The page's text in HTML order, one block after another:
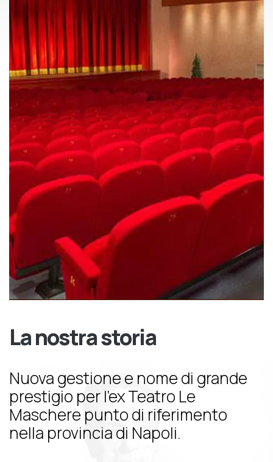
La nostra storia
Nuova gestione e nome di grande
prestigio per l’ex Teatro Le
Maschere punto di riferimento
nella provincia di Napoli.